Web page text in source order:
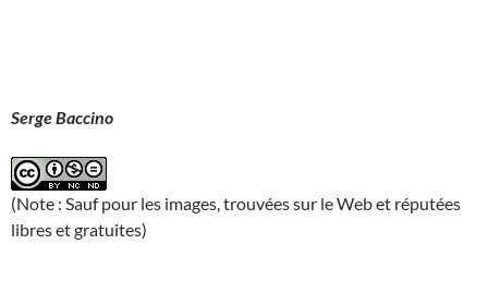
Serge Baccino
(Note : Sauf pour les images, trouvées sur le Web et réputées
libres et gratuites)